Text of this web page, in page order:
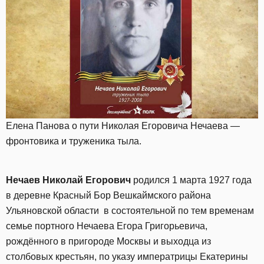
Елена Панова о пути Николая Егоровича Нечаева —
фронтовика и труженика тыла.
Нечаев Николай Егорович родился 1 марта 1927 года
в деревне Красный Бор Вешкаймского района
Ульяновской области в состоятельной по тем временам
семье портного Нечаева Егора Григорьевича,
рождённого в пригороде Москвы и выходца из
столбовых крестьян, по указу императрицы Екатерины